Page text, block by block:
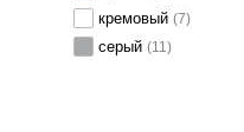
кремовый (7)
серый (11)